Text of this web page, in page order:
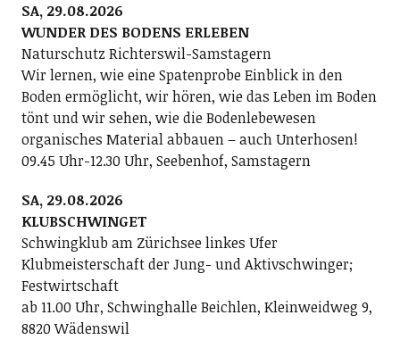
SA, 29.08.2026
WUNDER DES BODENS ERLEBEN
Naturschutz Richterswil-Samstagern
Wir lernen, wie eine Spatenprobe Einblick in den
Boden ermöglicht, wir hören, wie das Leben im Boden
tönt und wir sehen, wie die Bodenlebewesen
organisches Material abbauen – auch Unterhosen!
09.45 Uhr-12.30 Uhr, Seebenhof, Samstagern
SA, 29.08.2026
KLUBSCHWINGET
Schwingklub am Zürichsee linkes Ufer
Klubmeisterschaft der Jung- und Aktivschwinger;
Festwirtschaft
ab 11.00 Uhr, Schwinghalle Beichlen, Kleinweidweg 9,
8820 Wädenswil